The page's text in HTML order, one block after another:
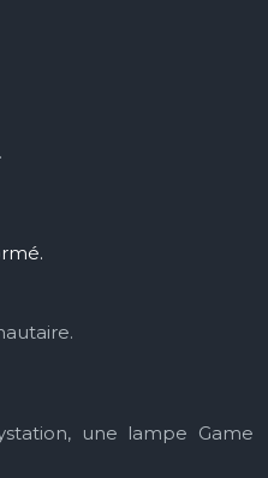
une lampe Game